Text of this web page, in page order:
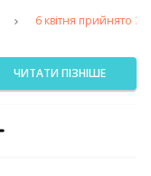
6 квітня прийнято
ЧИТАТИ ПІЗНІШЕ